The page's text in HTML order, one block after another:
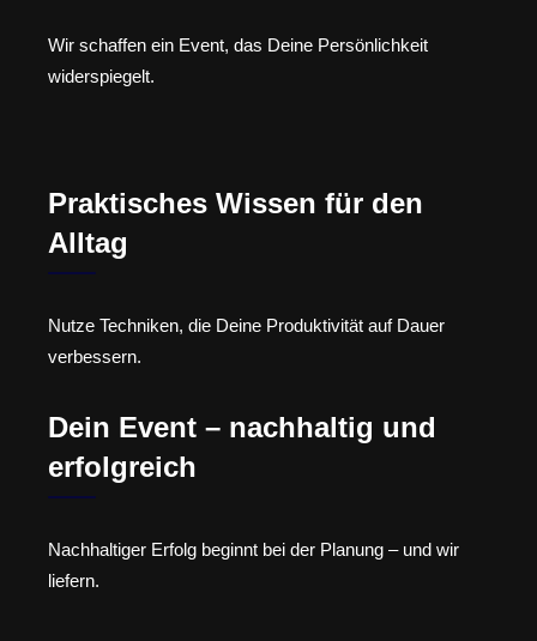
Wir schaffen ein Event, das Deine Persönlichkeit
widerspiegelt.
Praktisches Wissen für den
Alltag
Nutze Techniken, die Deine Produktivität auf Dauer
verbessern.
Dein Event – nachhaltig und
erfolgreich
Nachhaltiger Erfolg beginnt bei der Planung – und wir
liefern.